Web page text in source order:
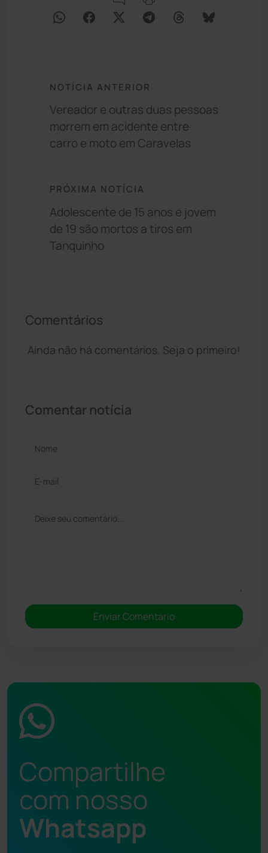
NOTÍCIA ANTERIOR
Vereador e outras duas pessoas
morrem em acidente entre
carro e moto em Caravelas
PRÓXIMA NOTÍCIA
Adolescente de 15 anos e jovem
de 19 são mortos a tiros em
Tanquinho
Comentários
Ainda não há comentários. Seja o primeiro!
Comentar notícia
Compartilhe
com nosso
Whatsapp